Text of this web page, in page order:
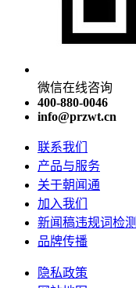
微信在线咨询
400-880-0046
info@przwt.cn
联系我们
产品与服务
关于朝闻通
加入我们
新闻稿违规词检测
品牌传播
隐私政策